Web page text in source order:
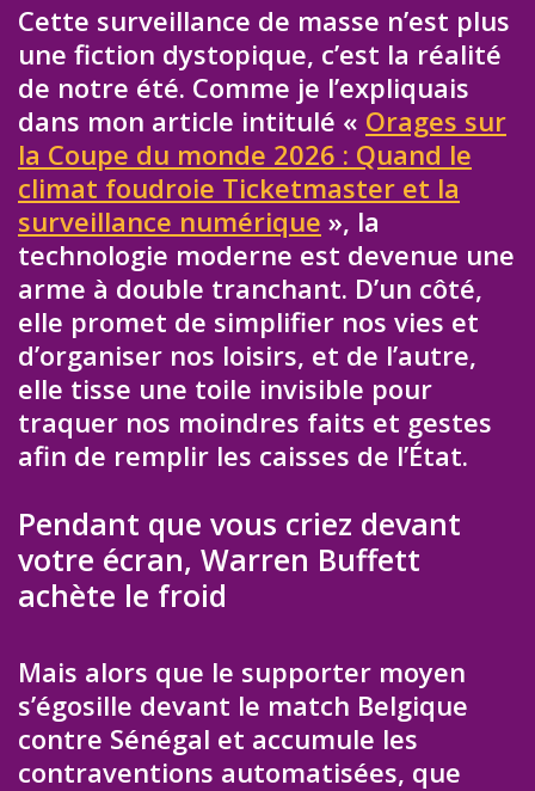
Cette surveillance de masse n’est plus
une fiction dystopique, c’est la réalité
de notre été. Comme je l’expliquais
dans mon article intitulé « Orages sur
la Coupe du monde 2026 : Quand le
climat foudroie Ticketmaster et la
surveillance numérique », la
technologie moderne est devenue une
arme à double tranchant. D’un côté,
elle promet de simplifier nos vies et
d’organiser nos loisirs, et de l’autre,
elle tisse une toile invisible pour
traquer nos moindres faits et gestes
afin de remplir les caisses de l’État.
Pendant que vous criez devant
votre écran, Warren Buffett
achète le froid
Mais alors que le supporter moyen
s’égosille devant le match Belgique
contre Sénégal et accumule les
contraventions automatisées, que